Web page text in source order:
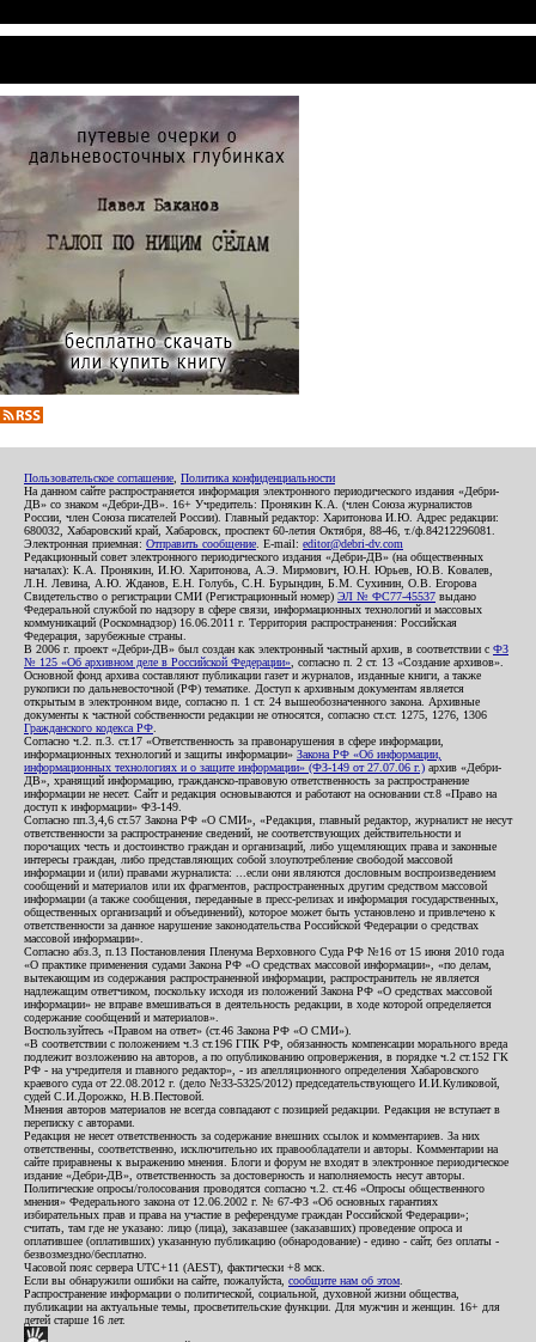
Пользовательское соглашение Политика конфиденциальности
На данном сайте распространяется информация электронного периодического издания «Дебри-
ДВ» со знаком «Дебри-ДВ». 16+ Учредитель: Пронякин К.А. (член Союза журналистов
России, член Союза писателей России). Главный редактор: Харитонова И.Ю. Адрес редакции:
680032, Хабаровский край, Хабаровск, проспект 60-летия Октября, 88-46, т./ф.84212296081.
Электронная приемная: Отправить сообщение . E-mail: editor@debri-dv.com
Редакционный совет электронного периодического издания «Дебри-ДВ» (на общественных
началах): К.А. Пронякин, И.Ю. Харитонова, А.Э. Мирмович, Ю.Н. Юрьев, Ю.В. Ковалев,
Л.Н. Левина, А.Ю. Жданов, Е.Н. Голубь, С.Н. Бурындин, Б.М. Сухинин, О.В. Егорова
Свидетельство о регистрации СМИ (Регистрационный номер) ЭЛ № ФС77-45537 выдано
Федеральной службой по надзору в сфере связи, информационных технологий и массовых
коммуникаций (Роскомнадзор) 16.06.2011 г. Территория распространения: Российская
Федерация, зарубежные страны.
В 2006 г. проект «Дебри-ДВ» был создан как электронный частный архив, в соответствии с ФЗ
№ 125 «Об архивном деле в Российской Федерации» , согласно п. 2 ст. 13 «Создание архивов».
Основной фонд архива составляют публикации газет и журналов, изданные книги, а также
рукописи по дальневосточной (РФ) тематике. Доступ к архивным документам является
открытым в электронном виде, согласно п. 1 ст. 24 вышеобозначенного закона. Архивные
документы к частной собственности редакции не относятся, согласно ст.ст. 1275, 1276, 1306
Гражданского кодекса РФ
Согласно ч.2. п.3. ст.17 «Ответственность за правонарушения в сфере информации,
информационных технологий и защиты информации» Закона РФ «Об информации,
информационных технологиях и о защите информации» (ФЗ-149 от 27.07.06 г.) архив «Дебри-
ДВ», хранящий информацию, гражданско-правовую ответственность за распространение
информации не несет. Сайт и редакция основываются и работают на основании ст.8 «Право на
доступ к информации» ФЗ-149.
Согласно пп.3,4,6 ст.57 Закона РФ «О СМИ», «Редакция, главный редактор, журналист не несут
ответственности за распространение сведений, не соответствующих действительности и
порочащих честь и достоинство граждан и организаций, либо ущемляющих права и законные
интересы граждан, либо представляющих собой злоупотребление свободой массовой
информации и (или) правами журналиста: ...если они являются дословным воспроизведением
сообщений и материалов или их фрагментов, распространенных другим средством массовой
информации (а также сообщения, переданные в пресс-релизах и информация государственных,
общественных организаций и объединений), которое может быть установлено и привлечено к
ответственности за данное нарушение законодательства Российской Федерации о средствах
массовой информации».
Согласно абз.3, п.13 Постановления Пленума Верховного Суда РФ №16 от 15 июня 2010 года
«О практике применения судами Закона РФ «О средствах массовой информации», «по делам,
вытекающим из содержания распространенной информации, распространитель не является
надлежащим ответчиком, поскольку исходя из положений Закона РФ «О средствах массовой
информации» не вправе вмешиваться в деятельность редакции, в ходе которой определяется
содержание сообщений и материалов».
Воспользуйтесь «Правом на ответ» (ст.46 Закона РФ «О СМИ»).
«В соответствии с положением ч.3 ст.196 ГПК РФ, обязанность компенсации морального вреда
подлежит возложению на авторов, а по опубликованию опровержения, в порядке ч.2 ст.152 ГК
РФ - на учредителя и главного редактор», - из апелляционного определения Хабаровского
краевого суда от 22.08.2012 г. (дело №33-5325/2012) председательствующего И.И.Куликовой,
судей С.И.Дорожко, Н.В.Пестовой.
Мнения авторов материалов не всегда совпадают с позицией редакции. Редакция не вступает в
переписку с авторами.
Редакция не несет ответственность за содержание внешних ссылок и комментариев. За них
ответственны, соответственно, исключительно их правообладатели и авторы. Комментарии на
сайте приравнены к выражению мнения. Блоги и форум не входят в электронное периодическое
издание «Дебри-ДВ», ответственность за достоверность и наполняемость несут авторы.
Политические опросы/голосования проводятся согласно ч.2. ст.46 «Опросы общественного
мнения» Федерального закона от 12.06.2002 г. № 67-ФЗ «Об основных гарантиях
избирательных прав и права на участие в референдуме граждан Российской Федерации»;
считать, там где не указано: лицо (лица), заказавшее (заказавших) проведение опроса и
оплатившее (оплативших) указанную публикацию (обнародование) - едино - сайт, без оплаты -
безвозмездно/бесплатно.
Часовой пояс сервера UTC+11 (AEST), фактически +8 мск.
Если вы обнаружили ошибки на сайте, пожалуйста, сообщите нам об этом
Распространение информации о политической, социальной, духовной жизни общества,
публикации на актуальные темы, просветительские функции. Для мужчин и женщин. 16+ для
детей старше 16 лет.